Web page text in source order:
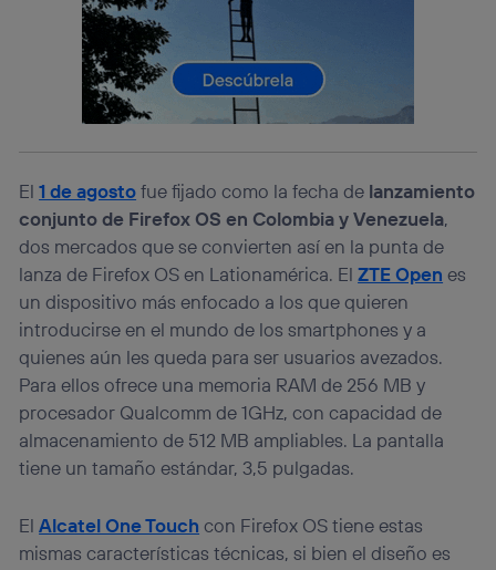
El1 de agostofue fijado como la fecha de lanzamiento
conjunto de Firefox OS en Colombia y Venezuela,
dos mercados que se convierten así en la punta de
lanza de Firefox OS en Lationamérica. ElZTE Open es
un dispositivo más enfocado a los que quieren
introducirse en el mundo de los smartphones y a
quienes aún les queda para ser usuarios avezados.
Para ellos ofrece una memoria RAM de 256 MB y
procesador Qualcomm de 1GHz, con capacidad de
almacenamiento de 512 MB ampliables. La pantalla
tiene un tamaño estándar, 3,5 pulgadas.
ElAlcatel One Touch con Firefox OS tiene estas
mismas características técnicas, si bien el diseño es
actividades de navegación de los miembros del hogar
que hayan dado su consentimiento.
Si utilizasdatos móviles, el marketing será más
personalizado, ya que se basará únicamente en la
navegación del usuario del móvil.
visitando el portal de privacidad de Utiq
(“consenthub”). Para más información, consulta
la política de privacidad de Utiq.